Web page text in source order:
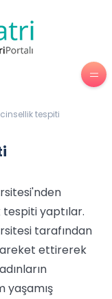
tespiti
yaptılar.
tarafından
ettirerek
yaşamış